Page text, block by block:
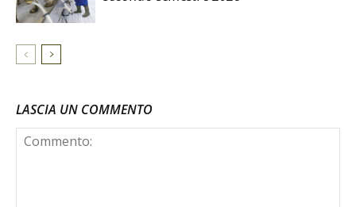
LASCIA UN COMMENTO